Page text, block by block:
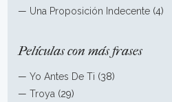
— Una Proposición Indecente (4)
Películas con más frases
—Yo Antes De Ti (38)
—Troya (29)